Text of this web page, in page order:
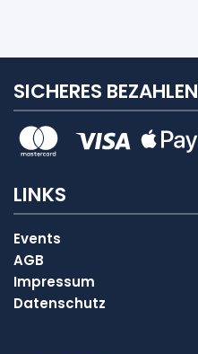
SICHERES BEZAHLEN
LINKS
Events
AGB
Impressum
Datenschutz